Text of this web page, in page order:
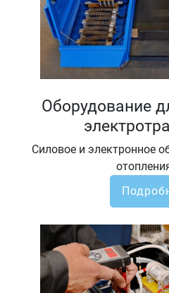
Оборудование
Силовое и электронное